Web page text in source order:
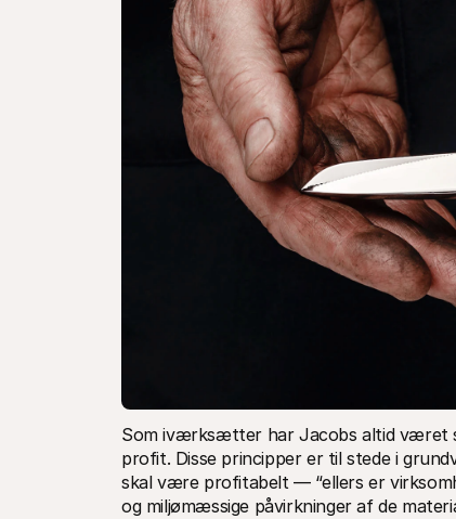
Som iværksætter har Jacobs altid været
profit. Disse principper er til stede i
skal være profitabelt — “ellers er
og miljømæssige påvirkninger af de